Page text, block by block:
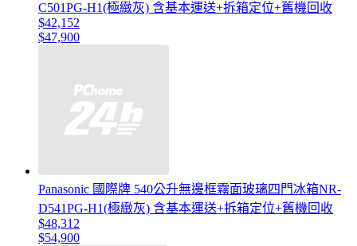
C501PG-H1(極緻灰) 含基本運送+拆箱定位+舊機回收
$42,152
$47,900
Panasonic 國際牌 540公升無邊框霧面玻璃四門冰箱NR-
D541PG-H1(極緻灰) 含基本運送+拆箱定位+舊機回收
$48,312
$54,900